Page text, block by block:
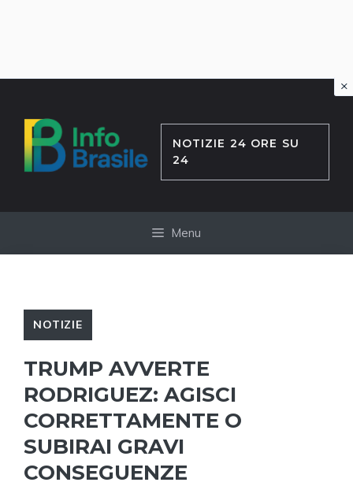
contenuto
NOTIZIE 24 ORE SU
24
Menu
NOTIZIE
TRUMP AVVERTE
RODRIGUEZ: AGISCI
CORRETTAMENTE O
SUBIRAI GRAVI
CONSEGUENZE
×